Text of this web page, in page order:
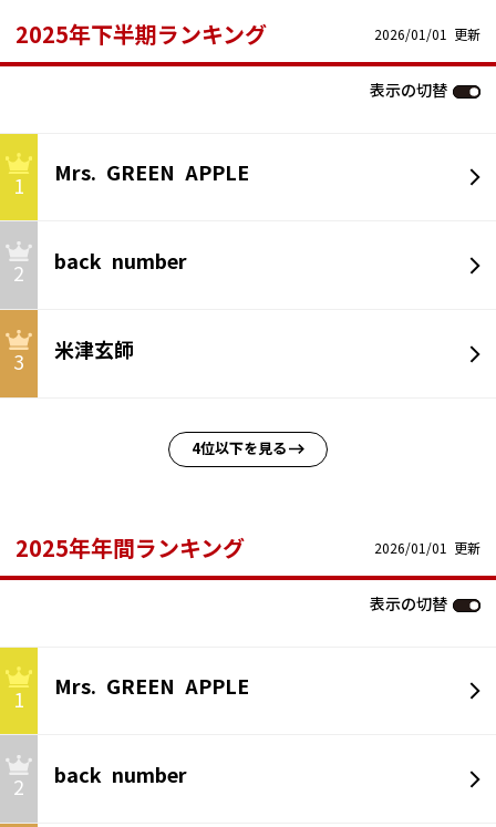
2025年下半期ランキング 2026/01/01 更新
表示の切替
1
Mrs. GREEN APPLE
2
back number
3
米津玄師
4位以下を見る
2025年年間ランキング 2026/01/01 更新
表示の切替
1
Mrs. GREEN APPLE
2
back number